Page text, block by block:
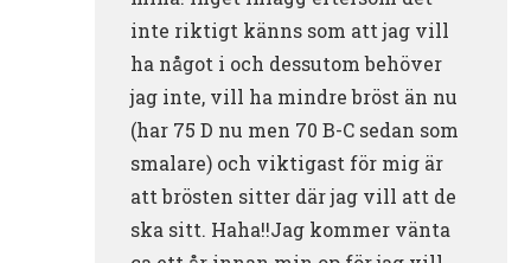
inte riktigt känns som att jag vill
ha något i och dessutom behöver
jag inte, vill ha mindre bröst än nu
(har 75 D nu men 70 B-C sedan som
smalare) och viktigast för mig är
att brösten sitter där jag vill att de
ska sitt. Haha!!Jag kommer vänta